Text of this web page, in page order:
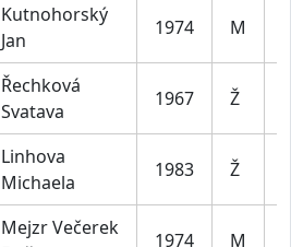
Kutnohorský
Jan
1974 M
Řechková
Svatava
1967 Ž
Linhova
Michaela
1983 Ž
Mejzr Večerek
1974 M